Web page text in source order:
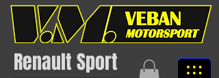
Renault Sport